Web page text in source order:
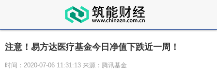
注意！易方达医疗基金今日净值下跌近一周！
时间：2020-07-06 11:31:13 来源：腾讯基金